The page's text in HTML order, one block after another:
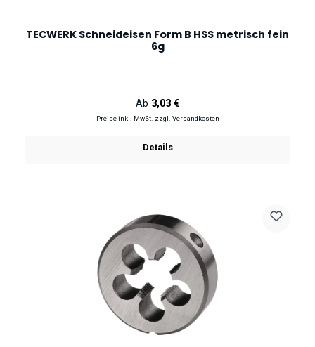
TECWERK Schneideisen Form B HSS metrisch fein
6g
Regulärer Preis:
Ab 3,03 €
Preise inkl. MwSt. zzgl. Versandkosten
Details